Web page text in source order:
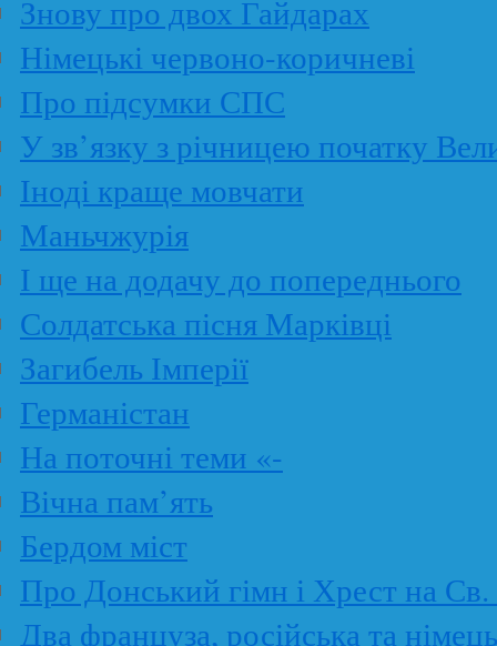
Знову про двох Гайдарах
Німецькі червоно-коричневі
Про підсумки СПС
У зв’язку з річницею початку
Іноді краще мовчати
Маньчжурія
І ще на додачу до попереднього
Солдатська пісня Марківці
Загибель Імперії
Германістан
На поточні теми «-
Вічна пам’ять
Бердом міст
Про Донський гімн і Хрест на
Два француза, російська та